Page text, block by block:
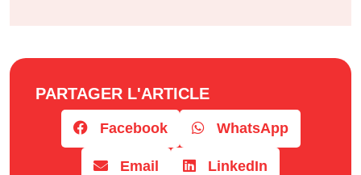
PARTAGER L'ARTICLE
Facebook WhatsApp
Email LinkedIn